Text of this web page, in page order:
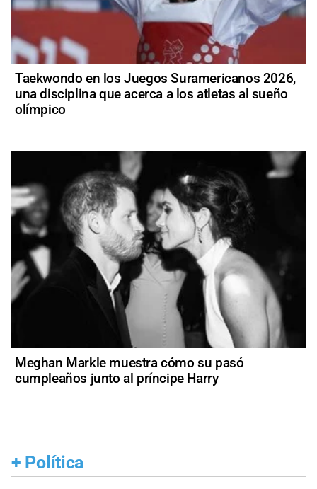
Taekwondo en los Juegos Suramericanos 2026,
una disciplina que acerca a los atletas al sueño
olímpico
Meghan Markle muestra cómo su pasó
cumpleaños junto al príncipe Harry
+ Política